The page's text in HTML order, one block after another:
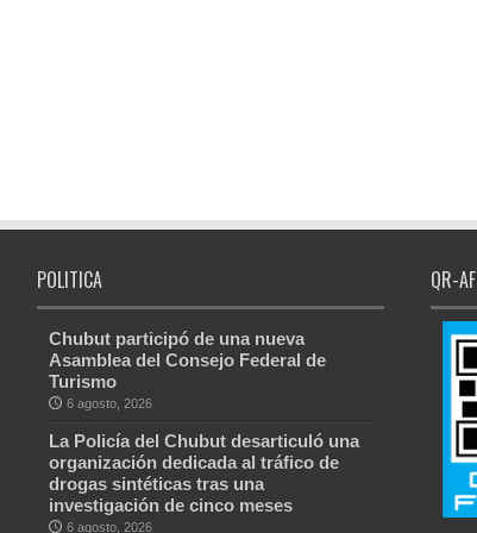
POLITICA
Chubut participó de una nueva
Asamblea del Consejo Federal de
Turismo
6 agosto, 2026
La Policía del Chubut desarticuló una
organización dedicada al tráfico de
drogas sintéticas tras una
investigación de cinco meses
6 agosto, 2026
QR-